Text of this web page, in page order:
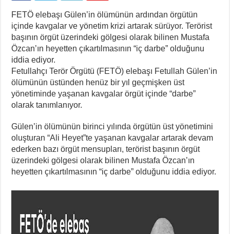
FETÖ elebaşı Gülen’in ölümünün ardından örgütün
içinde kavgalar ve yönetim krizi artarak sürüyor. Terörist
başının örgüt üzerindeki gölgesi olarak bilinen Mustafa
Özcan’ın heyetten çıkartılmasının “iç darbe” olduğunu
iddia ediyor.
Fetullahçı Terör Örgütü (FETÖ) elebaşı Fetullah Gülen’in
ölümünün üstünden henüz bir yıl geçmişken üst
yönetiminde yaşanan kavgalar örgüt içinde “darbe”
olarak tanımlanıyor.
Gülen’in ölümünün birinci yılında örgütün üst yönetimini
oluşturan “Ali Heyet”te yaşanan kavgalar artarak devam
ederken bazı örgüt mensupları, terörist başının örgüt
üzerindeki gölgesi olarak bilinen Mustafa Özcan’ın
heyetten çıkartılmasının “iç darbe” olduğunu iddia ediyor.